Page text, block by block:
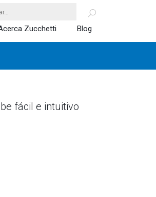
Zucchetti Blog
fácil e intuitivo